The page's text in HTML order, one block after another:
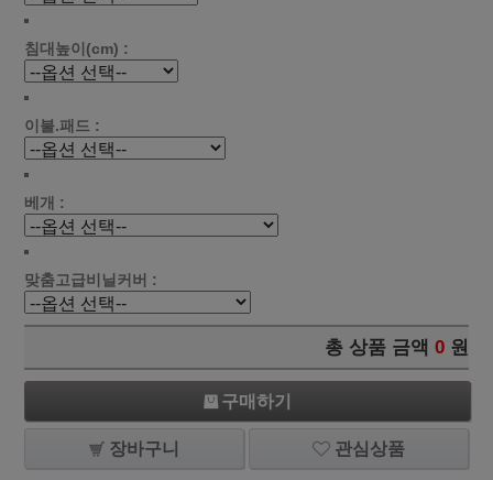
침대높이(cm) :
이불.패드 :
베개 :
맞춤고급비닐커버 :
총 상품 금액 0 원
구매하기
장바구니 관심상품